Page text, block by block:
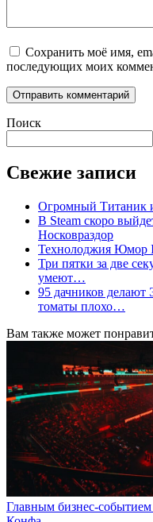
Сохранить моё имя,
последующих моих
Поиск
Свежие записи
Огромный Титаник
В Steam скоро
Носковраздор
Технолоджия Юмор
Три пятки за две
умеют…
95 дачников делают
томаты плохо…
Вам также может
Главным бизнес-